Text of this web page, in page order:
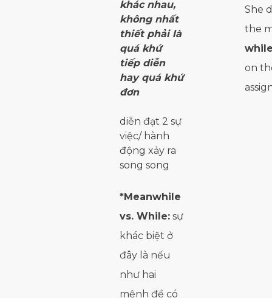
khác nhau,
không nhất
thiết phải là
quá khứ
tiếp diễn
hay quá khứ
đơn
She
the
on
diễn đạt 2 sự
việc/ hành
động xảy ra
song song
*Meanwhile
vs. While: sự
khác biệt ở
đây là nếu
như hai
mệnh đề có